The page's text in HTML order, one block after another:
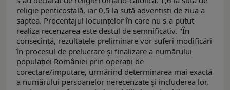
religie penticostală, iar 0,5 la sută adventişti de ziua a
şaptea. Procentajul locuinţelor în care nu s-a putut
realiza recenzarea este destul de semnificativ. "În
consecinţă, rezultatele preliminare vor suferi modificări
în procesul de prelucrare şi finalizare a numărului
populaţiei României prin operaţii de
corectare/imputare, urmărind determinarea mai exactă
a numărului persoanelor nerecenzate şi includerea lor,